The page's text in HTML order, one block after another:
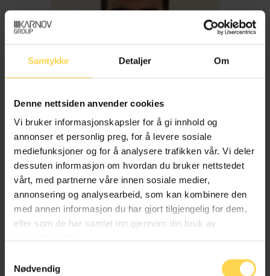
Samtykke Detaljer Om
Denne nettsiden anvender cookies
Vi bruker informasjonskapsler for å gi innhold og
annonser et personlig preg, for å levere sosiale
mediefunksjoner og for å analysere trafikken vår. Vi deler
dessuten informasjon om hvordan du bruker nettstedet
vårt, med partnerne våre innen sosiale medier,
annonsering og analysearbeid, som kan kombinere den
med annen informasjon du har gjort tilgjengelig for dem,
eller som de har samlet inn gjennom din bruk av
Nødvendig
Imran Haider
Trygderett og pensjonsrett